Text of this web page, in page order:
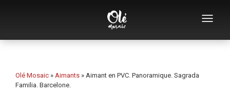
Qui sommes-nous
Olé Mosaic » Aimants » Aimant en PVC. Panoramique. Sagrada
Familia. Barcelone.